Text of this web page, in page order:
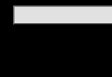
ZUM